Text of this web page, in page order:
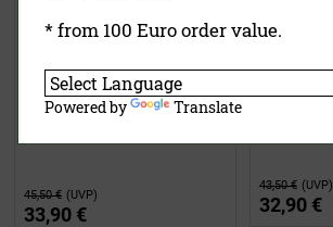
Einschieberost für Wurst &
45,50 € (UVP)
33,90 €
43,50 € (UVP)
32,90 €
* from 100 Euro order value.
Powered by Translate